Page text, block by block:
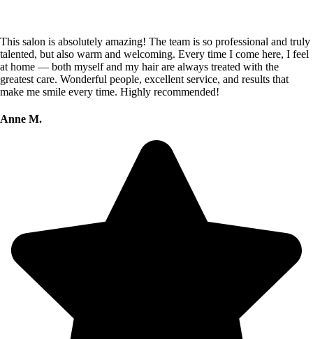
This salon is absolutely amazing! The team is so professional and truly
talented, but also warm and welcoming. Every time I come here, I feel
at home — both myself and my hair are always treated with the
greatest care. Wonderful people, excellent service, and results that
make me smile every time. Highly recommended!
Anne M.